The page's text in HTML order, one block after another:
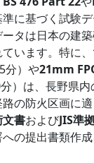
に基づく試験
タは日本の建
います。特に、
分）や21mm
）は、長野県
の防火区画に適
文書およびJIS準
の提出書類作